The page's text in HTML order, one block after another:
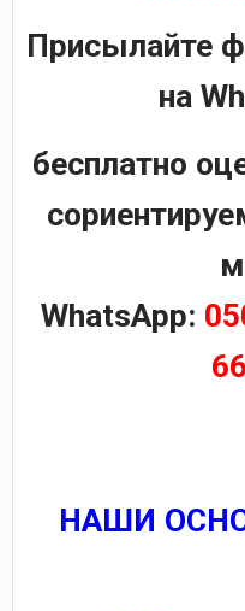
Присылайте
на
бесплатно
WhatsApp:
НАШИ